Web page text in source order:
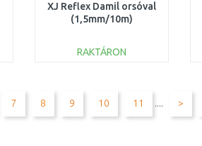
XJ Reflex Damil orsóval
(1,5mm/10m)
RAKTÁRON
Összehasonlítás
7 8 9 10 11 .... >